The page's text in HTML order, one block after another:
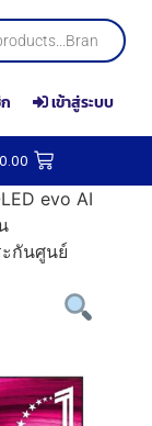
เข้าสู่ระบบ
0.00
evo AI
กันศูนย์